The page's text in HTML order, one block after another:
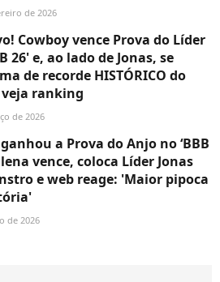
de 2026
Cowboy vence Prova do Líder
26' e, ao lado de Jonas, se
de recorde HISTÓRICO do
ranking
de 2026
a Prova do Anjo no ‘BBB
vence, coloca Líder Jonas
e web reage: 'Maior pipoca
de 2026